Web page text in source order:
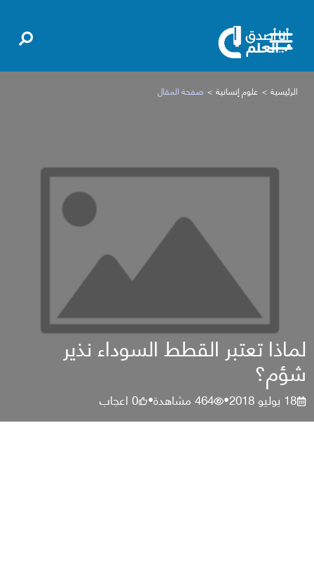
الرئيسية علوم إنسانية صفحة المقال
لماذا تعتبر القطط السوداء نذير
شؤم؟
18 يوليو 2018 •
464مشاهدة•
0اعجاب